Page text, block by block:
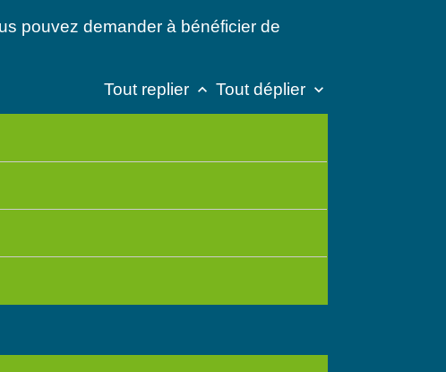
pouvez demander à bénéficier de
Tout replier keyboard_arrow_up Tout déplier keyboard_arrow_down